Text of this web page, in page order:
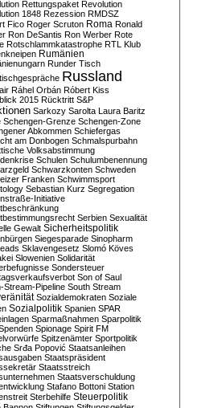
Rettungspaket Revolution
1848 Rezession RMDSZ
Fico Roger Scruton Roma Ronald
Ron DeSantis Ron Werber Rote
Rotschlammkatastrophe RTL Klub
Rumänien
Runder Tisch
Russland
Ráhel Orbán Róbert Kiss
2015 Rücktritt S&P
Sarkozy Sarolta Laura Baritz
Schengen-Grenze Schengen-Zone
Abkommen Schiefergas
am Donbogen Schmalspurbahn
Volksabstimmung
Schulen Schulumbenennung
Schwarzkonten Schweden
Franken Schwimmsport
Sebastian Kurz Segregation
Initiative
Serbien Sexualität
Gewalt Sicherheitspolitik
Siegesparade Sinopharm
Sklavengesetz Slomó Köves
Slowenien Solidarität
Sondersteuer
Son of Saul
Stream-Pipeline South Stream
Sozialdemokraten Soziale
Sozialpolitik Spanien SPAR
Sparmaßnahmen Sparpolitik
Spionage Spirit FM
Spitzenämter Sportpolitik
Srđa Popović Staatsanleihen
Staatspräsident
Staatsstreich
Staatsverschuldung
Stafano Bottoni Station
Sterbehilfe Steuerpolitik